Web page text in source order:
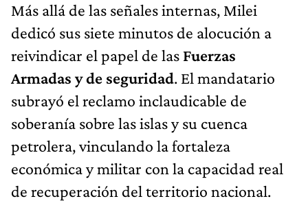
Más allá de las señales internas, Milei
dedicó sus siete minutos de alocución a
reivindicar el papel de las Fuerzas
Armadas y de seguridad. El mandatario
subrayó el reclamo inclaudicable de
soberanía sobre las islas y su cuenca
petrolera, vinculando la fortaleza
económica y militar con la capacidad real
de recuperación del territorio nacional.